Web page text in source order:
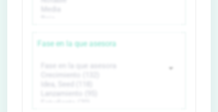
Fase en la que asesora